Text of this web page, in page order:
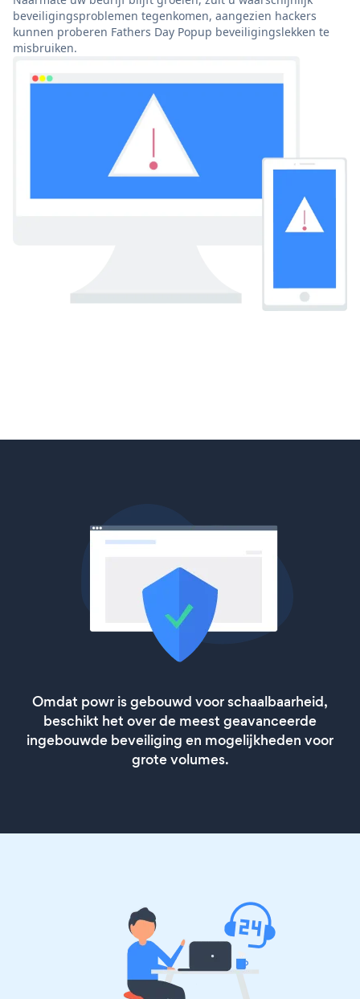
beveiligingsproblemen tegenkomen, aangezien hackers
kunnen proberen Fathers Day Popup beveiligingslekken te
misbruiken.
Omdat powr is gebouwd voor schaalbaarheid,
beschikt het over de meest geavanceerde
ingebouwde beveiliging en mogelijkheden voor
grote volumes.